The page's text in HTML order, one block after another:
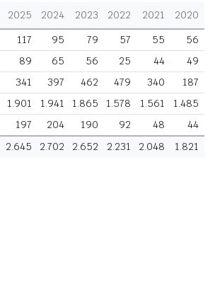
2025 2024 2023 2022 2021
2020
117 95 79 57 55
56
89 65 56 25 44
49
341 397 462 479 340
187
1.901 1.941 1.865 1.578 1.561
1.485
197 204 190 92 48
44
2.645 2.702 2.652 2.231 2.048 1.821